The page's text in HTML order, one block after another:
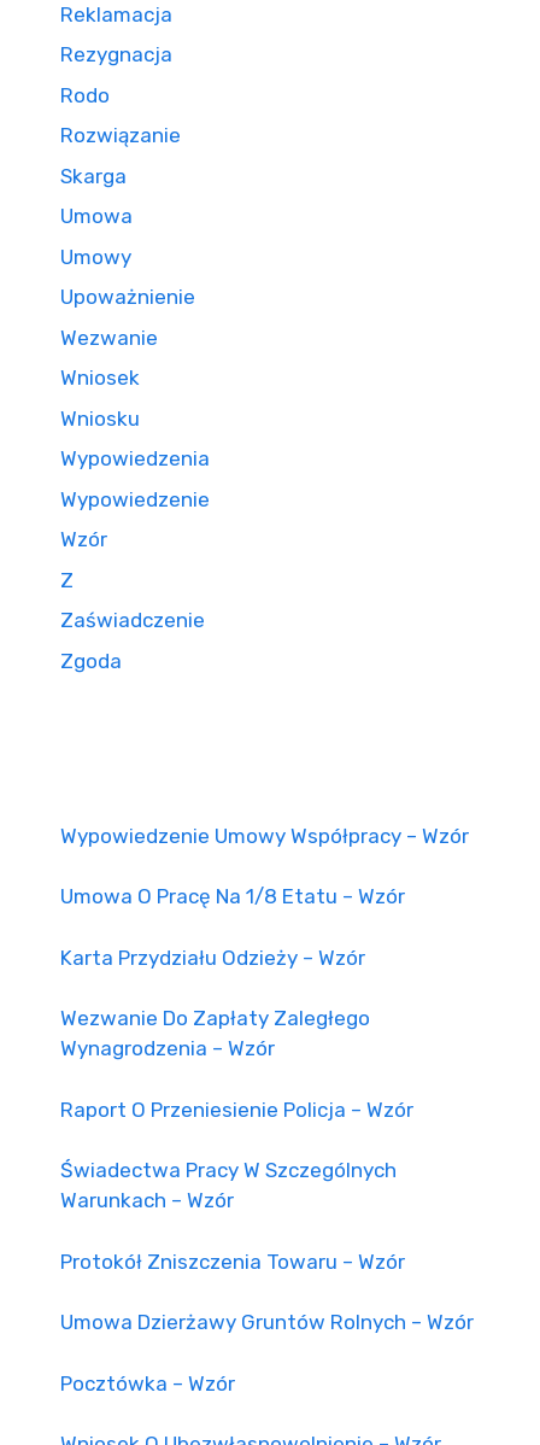
Reklamacja
Rezygnacja
Rodo
Rozwiązanie
Skarga
Umowa
Umowy
Upoważnienie
Wezwanie
Wniosek
Wniosku
Wypowiedzenia
Wypowiedzenie
Wzór
Z
Zaświadczenie
Zgoda
Wypowiedzenie Umowy Współpracy – Wzór
Umowa O Pracę Na 1/8 Etatu – Wzór
Karta Przydziału Odzieży – Wzór
Wezwanie Do Zapłaty Zaległego
Wynagrodzenia – Wzór
Raport O Przeniesienie Policja – Wzór
Świadectwa Pracy W Szczególnych
Warunkach – Wzór
Protokół Zniszczenia Towaru – Wzór
Umowa Dzierżawy Gruntów Rolnych – Wzór
Pocztówka – Wzór